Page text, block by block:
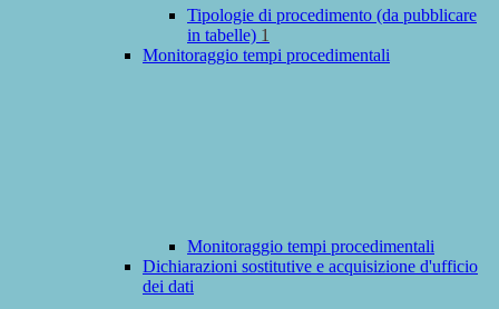
Tipologie di procedimento (da pubblicare
in tabelle) 1
Monitoraggio tempi procedimentali
Monitoraggio tempi procedimentali
Dichiarazioni sostitutive e acquisizione d'ufficio
dei dati